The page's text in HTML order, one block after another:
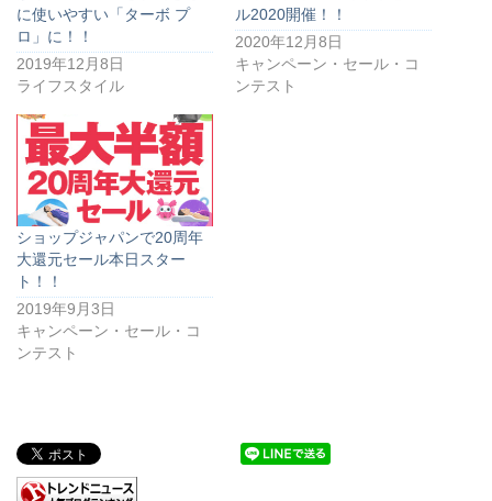
に使いやすい「ターボ プ
ロ」に！！
2019年12月8日
ライフスタイル
ル2020開催！！
2020年12月8日
キャンペーン・セール・コ
ンテスト
ショップジャパンで20周年
大還元セール本日スター
ト！！
2019年9月3日
キャンペーン・セール・コ
ンテスト